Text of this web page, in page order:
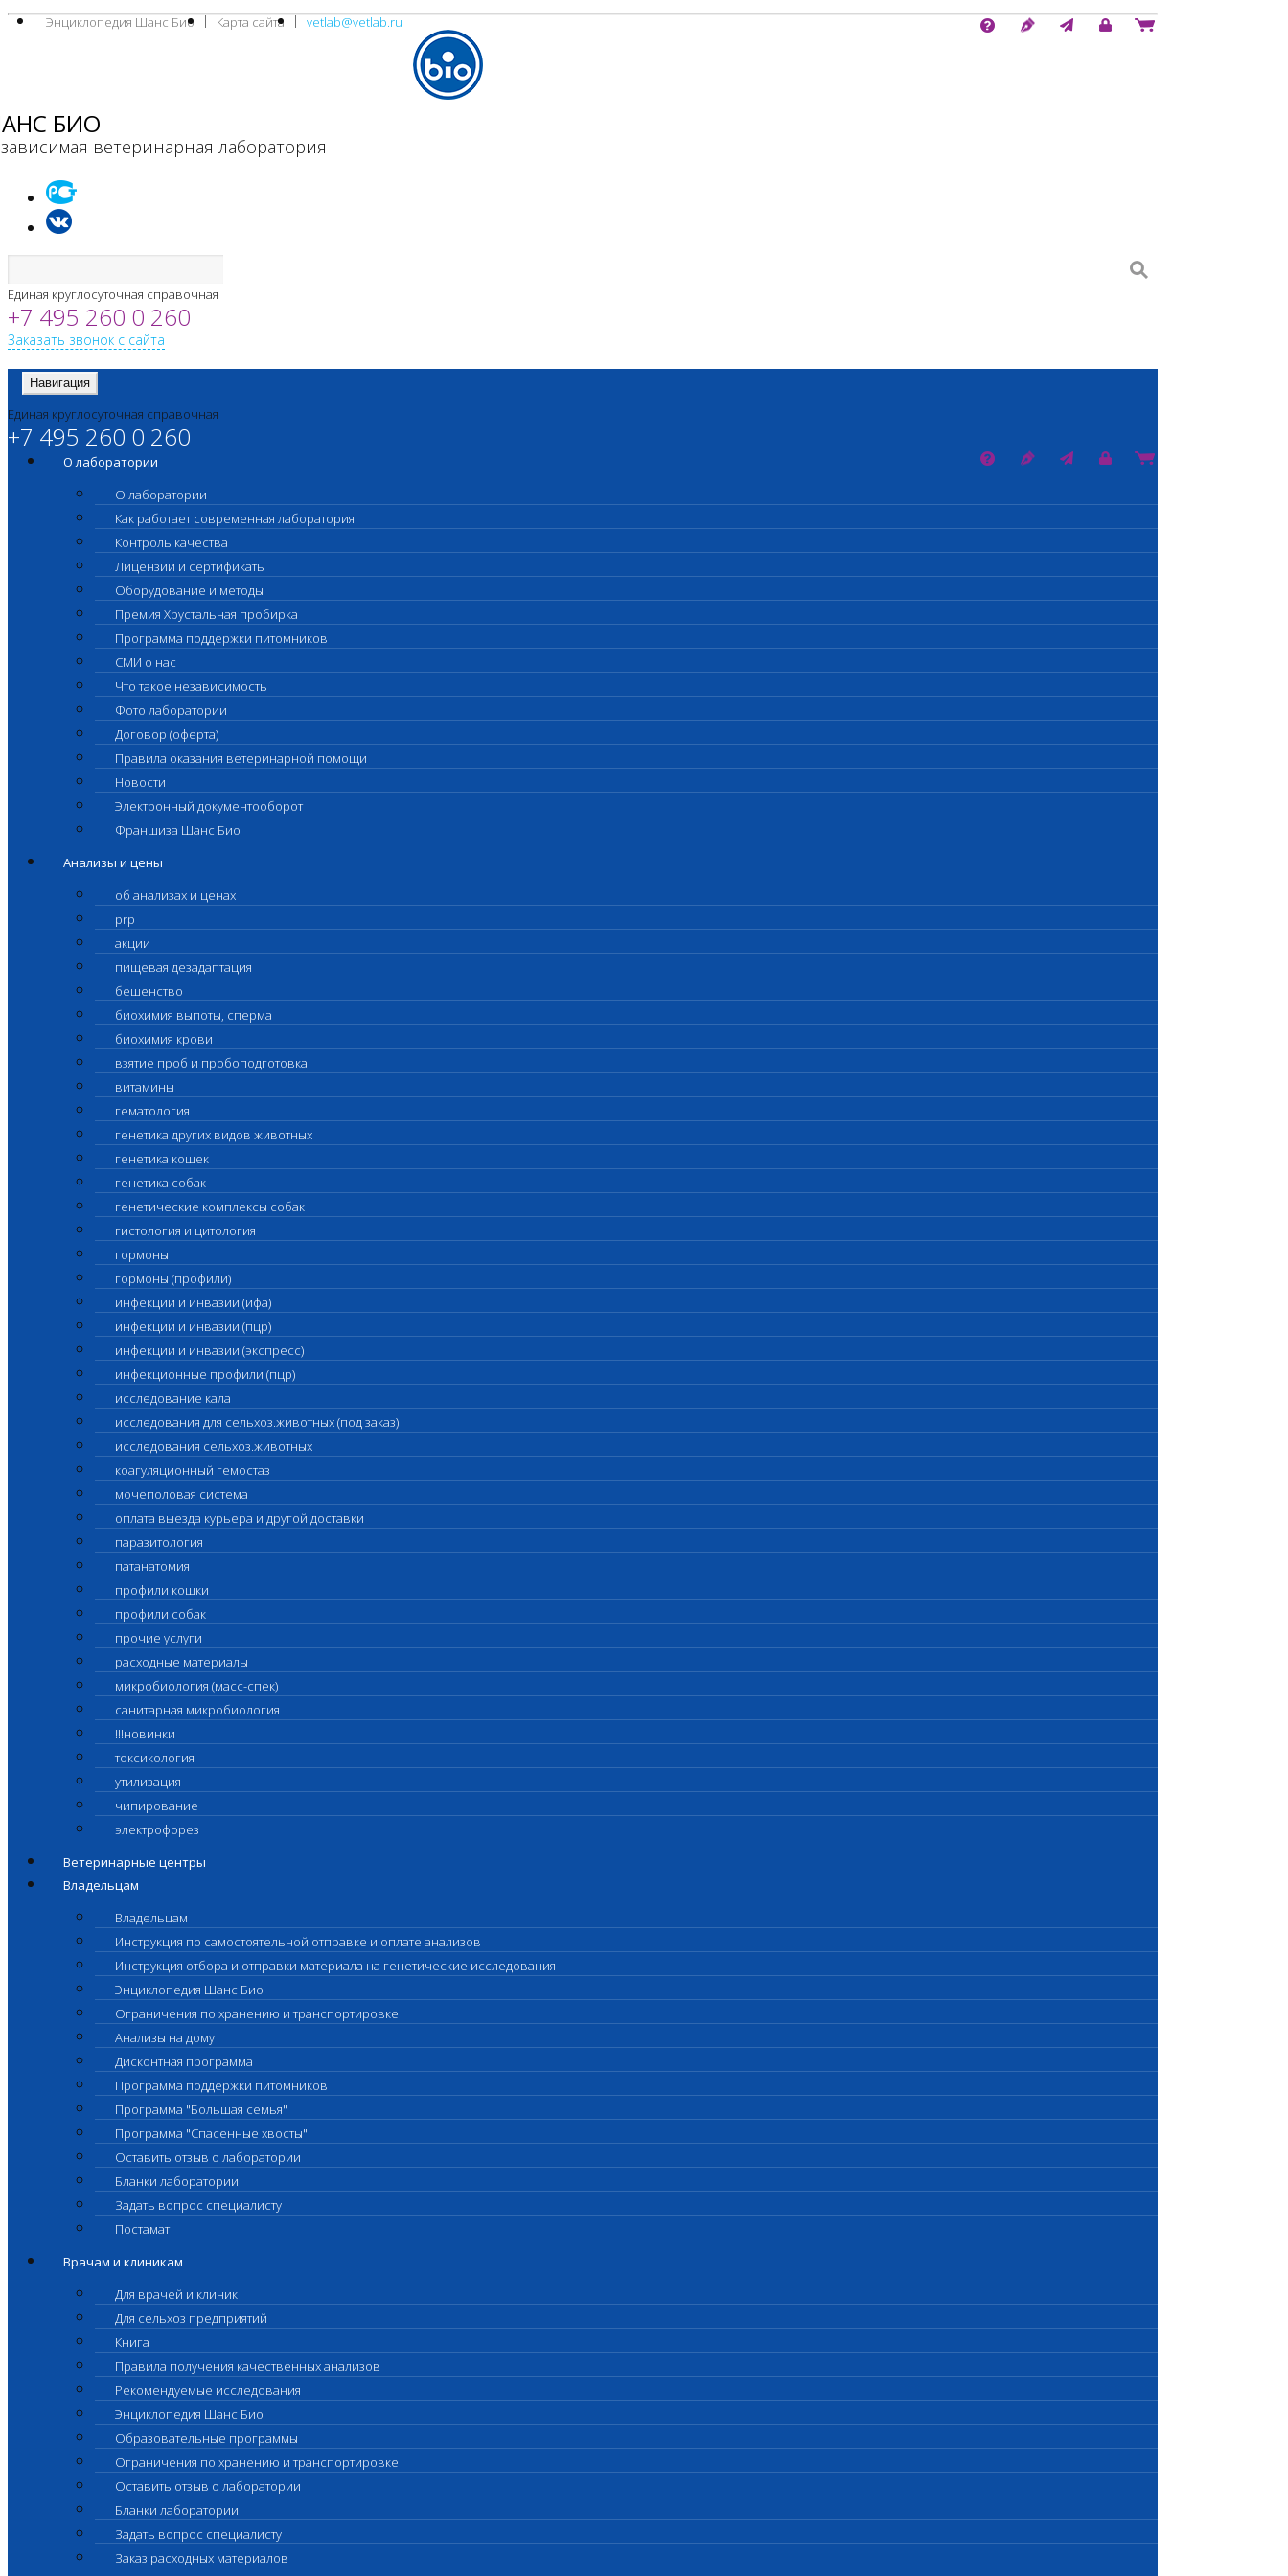
Энциклопедия Шанс Био Карта сайта vetlab@vetlab.ru
БИО
ветеринарная лаборатория
Единая круглосуточная справочная
+7 495 260 0 260
Заказать звонок с сайта
Навигация
Единая круглосуточная справочная
+7 495 260 0 260
О лаборатории
О лаборатории
Как работает современная лаборатория
Контроль качества
Лицензии и сертификаты
Оборудование и методы
Премия Хрустальная пробирка
Программа поддержки питомников
СМИ о нас
Что такое независимость
Фото лаборатории
Договор (оферта)
Правила оказания ветеринарной помощи
Новости
Электронный документооборот
Франшиза Шанс Био
Анализы и цены
об анализах и ценах
prp
акции
пищевая дезадаптация
бешенство
биохимия выпоты, сперма
биохимия крови
взятие проб и пробоподготовка
витамины
гематология
генетика других видов животных
генетика кошек
генетика собак
генетические комплексы собак
гистология и цитология
гормоны
гормоны (профили)
инфекции и инвазии (ифа)
инфекции и инвазии (пцр)
инфекции и инвазии (экспресс)
инфекционные профили (пцр)
исследование кала
исследования для сельхоз.животных (под заказ)
исследования сельхоз.животных
коагуляционный гемостаз
мочеполовая система
оплата выезда курьера и другой доставки
паразитология
патанатомия
профили кошки
профили собак
прочие услуги
расходные материалы
микробиология (масс-спек)
санитарная микробиология
!!!новинки
токсикология
утилизация
чипирование
электрофорез
Ветеринарные центры
Владельцам
Владельцам
Инструкция по самостоятельной отправке и оплате анализов
Инструкция отбора и отправки материала на генетические исследования
Энциклопедия Шанс Био
Ограничения по хранению и транспортировке
Анализы на дому
Дисконтная программа
Программа поддержки питомников
Программа "Большая семья"
Программа "Спасенные хвосты"
Оставить отзыв о лаборатории
Бланки лаборатории
Задать вопрос специалисту
Постамат
Врачам и клиникам
Для врачей и клиник
Для сельхоз предприятий
Книга
Правила получения качественных анализов
Рекомендуемые исследования
Энциклопедия Шанс Био
Образовательные программы
Ограничения по хранению и транспортировке
Оставить отзыв о лаборатории
Бланки лаборатории
Задать вопрос специалисту
Заказ расходных материалов